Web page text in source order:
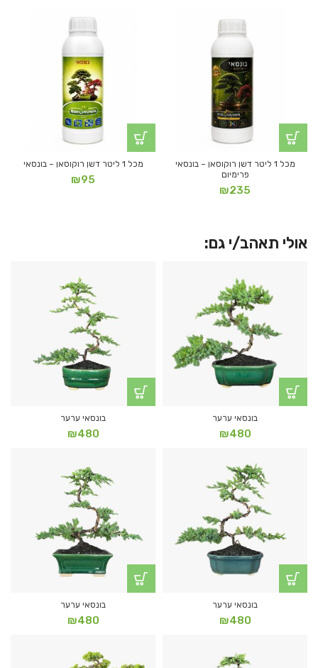
מכל 1 ליטר דשן רוקוסאן – בונסאי
פרימיום
₪235
מכל 1 ליטר דשן רוקוסאן – בונסאי
₪95
אולי תאהב/י גם:
בונסאי ערער
₪480
בונסאי ערער
₪480
בונסאי ערער
₪480
בונסאי ערער
₪480